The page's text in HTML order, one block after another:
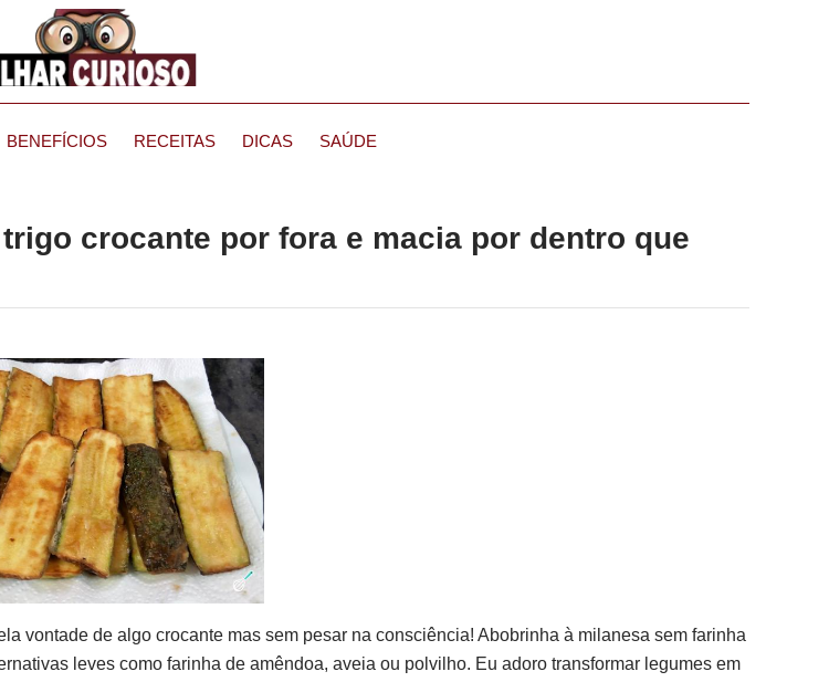
BENEFÍCIOS RECEITAS DICAS SAÚDE
crocante por fora e macia por dentro que
vontade de algo crocante mas sem pesar na consciência! Abobrinha à milanesa sem farinha
leves como farinha de amêndoa, aveia ou polvilho. Eu adoro transformar legumes em